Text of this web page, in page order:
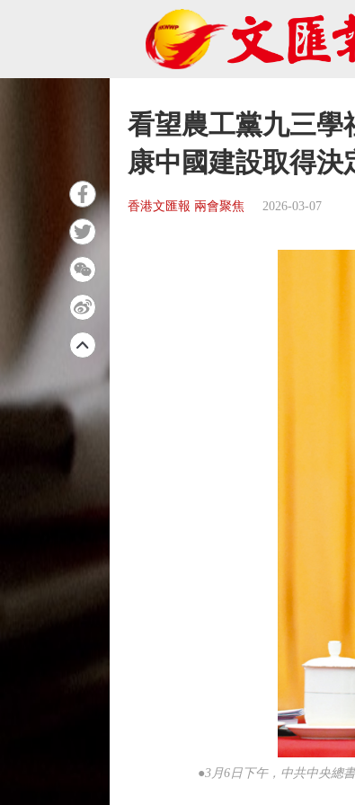
看望農工黨九三學
康中國建設取得決
香港文匯報 兩會聚焦 2026-03-07
●3月6日下午，中共中央總